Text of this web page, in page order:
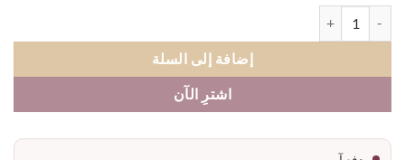
إضافة إلى السلة
اشترِ الآن